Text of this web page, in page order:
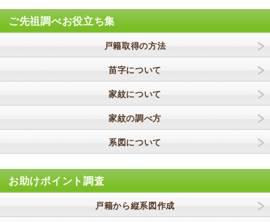
ご先祖調べお役立ち集
戸籍取得の方法
苗字について
家紋について
家紋の調べ方
系図について
お助けポイント調査
戸籍から縦系図作成